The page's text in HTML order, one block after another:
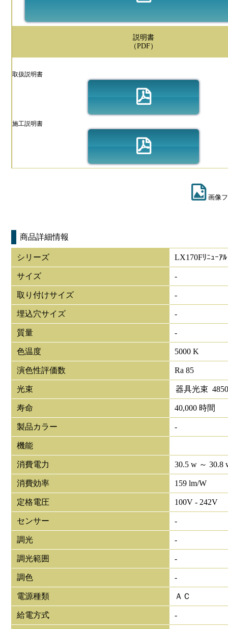
説明書
（PDF）
取扱説明書
施工説明書
画像
商品詳細情報
シリーズ LX170Fﾘﾆｭｰｱﾙ
サイズ -
取り付けサイズ -
埋込穴サイズ -
質量 -
色温度 5000 K
演色性評価数 Ra 85
光束 器具光束
寿命 40,000 時間
製品カラー -
機能
消費電力 30.5 w ～ 30.8
消費効率 159 lm/W
定格電圧 100V - 242V
センサー -
調光 -
調光範囲 -
調色 -
電源種類 ＡＣ
給電方式 -